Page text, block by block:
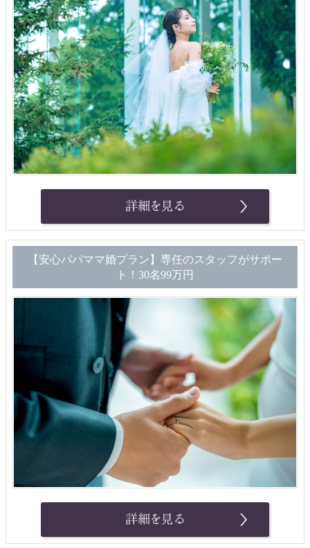
【安心パパママ婚プラン】専任のスタッフがサポー
ト！30名99万円